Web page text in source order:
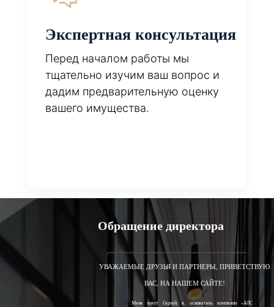
Экспертная консультация
Перед началом работы мы
тщательно изучим ваш вопрос и
дадим предварительную оценку
вашего имущества.
Обращение директора
УВАЖАЕМЫЕ ДРУЗЬЯ И ПАРТНЕРЫ, ПРИВЕТСТВУЮ
ВАС, НА НАШЕМ САЙТЕ!
Меня зовут Сергей, я, основатель компании «АЛС